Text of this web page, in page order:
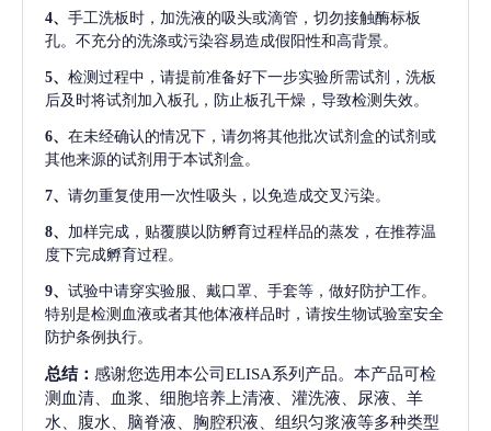
4、 手工洗板时，加洗液的吸头或滴管，切勿接触酶标板
孔。不充分的洗涤或污染容易造成假阳性和高背景。
5、 检测过程中，请提前准备好下一步实验所需试剂，洗板
后及时将试剂加入板孔，防止板孔干燥，导致检测失效。
6、 在未经确认的情况下，请勿将其他批次试剂盒的试剂或
其他来源的试剂用于本试剂盒。
7、 请勿重复使用一次性吸头，以免造成交叉污染。
8、 加样完成，贴覆膜以防孵育过程样品的蒸发，在推荐温
度下完成孵育过程。
9、 试验中请穿实验服、戴口罩、手套等，做好防护工作。
特别是检测血液或者其他体液样品时，请按生物试验室安全
防护条例执行。
总结： 感谢您选用本公司ELISA系列产品。本产品可检
测血清、血浆、细胞培养上清液、灌洗液、尿液、羊
水、腹水、脑脊液、胸腔积液、组织匀浆液等多种类型